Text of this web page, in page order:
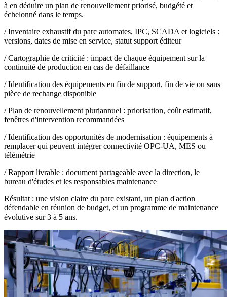
à en déduire un plan de renouvellement priorisé, budgété et
échelonné dans le temps.
/ Inventaire exhaustif du parc automates, IPC, SCADA et logiciels :
versions, dates de mise en service, statut support éditeur
/ Cartographie de criticité : impact de chaque équipement sur la
continuité de production en cas de défaillance
/ Identification des équipements en fin de support, fin de vie ou sans
pièce de rechange disponible
/ Plan de renouvellement pluriannuel : priorisation, coût estimatif,
fenêtres d'intervention recommandées
/ Identification des opportunités de modernisation : équipements à
remplacer qui peuvent intégrer connectivité OPC-UA, MES ou
télémétrie
/ Rapport livrable : document partageable avec la direction, le
bureau d'études et les responsables maintenance
Résultat : une vision claire du parc existant, un plan d'action
défendable en réunion de budget, et un programme de maintenance
évolutive sur 3 à 5 ans.